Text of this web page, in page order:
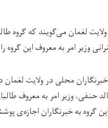
لغمان می‌گویند که گروه
وزیر امر به معروف این گروه
محلی در ولایت
محمد خالد حنفی، وزیر امر
گروه به خبرنگاران اجازه‌ی